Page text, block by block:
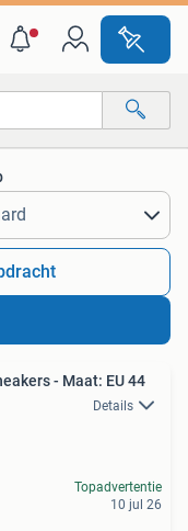
- Maat: EU 44
Details
Topadvertentie
10 jul 26